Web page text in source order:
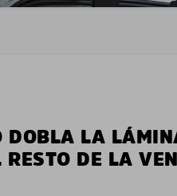
DOBLA LA
RESTO DE LA